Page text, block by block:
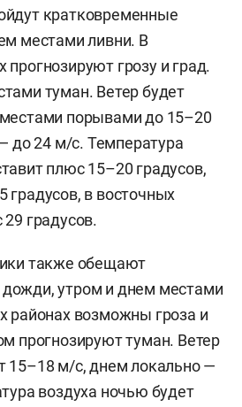
кратковременные
местами ливни. В
прогнозируют грозу и град.
туман. Ветер будет
порывами до 15–20
до 24 м/с. Температура
плюс 15–20 градусов,
в восточных
градусов.
также обещают
утром и днем местами
районах возможны гроза и
прогнозируют туман. Ветер
15–18 м/с, днем локально —
воздуха ночью будет